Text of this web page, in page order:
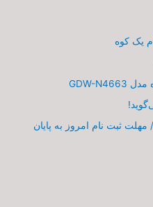
یک کوه
مهلت ثبت نام امروز به پایان